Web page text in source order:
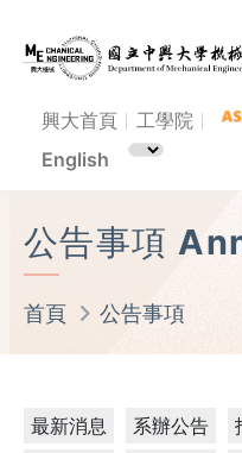
興大首頁 工學院
English
公告事項
首頁 公告事項
最新消息 系辦公告